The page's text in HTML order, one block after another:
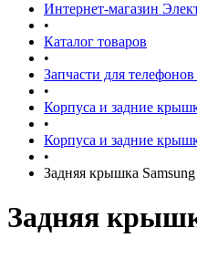
Интернет-магазин
•
Каталог товаров
•
Запчасти для
•
Корпуса и задние
•
Корпуса и задние
•
Задняя крышка
Задняя